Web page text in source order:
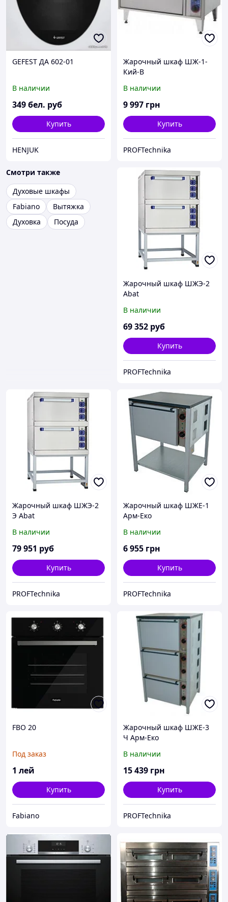
GEFEST ДА 602-01
В наличии
349бел. руб
Купить
HENJUK
Жарочный шкаф ШЖ-1-
Кий-В
В наличии
9 997 грн
Купить
PROFTechnika
Смотри также
Духовые шкафы
Fabiano
Вытяжка
Духовка
Посуда
Жарочный шкаф ШЖЭ-2
Abat
В наличии
69 352 руб
Купить
PROFTechnika
Жарочный шкаф ШЖЭ-2
Э Abat
В наличии
79 951 руб
Купить
PROFTechnika
Жарочный шкаф ШЖЕ-1
Арм-Еко
В наличии
6 955 грн
Купить
PROFTechnika
FBO 20
Под заказ
1 лей
Купить
Fabiano
Жарочный шкаф ШЖЕ-3
Ч Арм-Еко
В наличии
15 439 грн
Купить
PROFTechnika